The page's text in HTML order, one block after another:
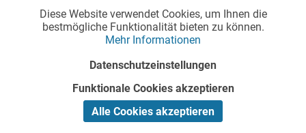
PTFE-Chemieschlauch - standard
Funktionale Aktiv
Inaktiv
Diese Website verwendet Cookies, um Ihnen die
bestmögliche Funktionalität bieten zu können.
Mehr Informationen
Datenschutzeinstellungen
Funktionale Cookies akzeptieren
Alle Cookies akzeptieren